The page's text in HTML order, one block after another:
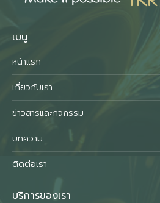
เมนู
หน้าแรก
เกี่ยวกับเรา
ข่าวสารและกิจกรรม
บทความ
ติดต่อเรา
บริการของเรา